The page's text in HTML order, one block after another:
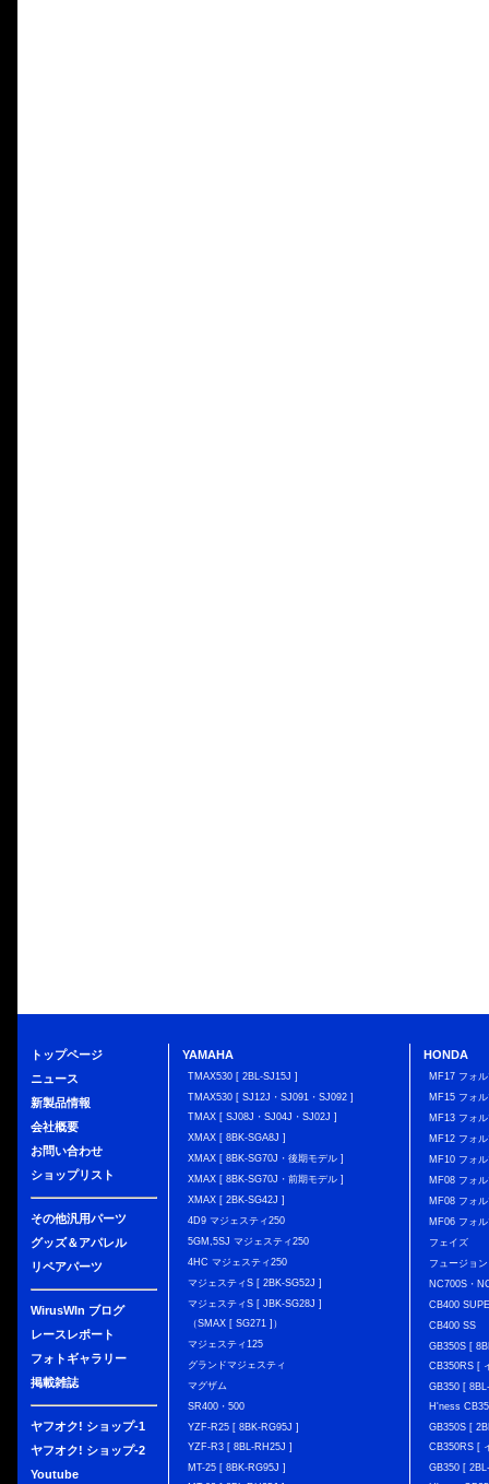
トップページ
ニュース
新製品情報
会社概要
お問い合わせ
ショップリスト
その他汎用パーツ
グッズ＆アパレル
リペアパーツ
WirusWIn ブログ
レースレポート
フォトギャラリー
掲載雑誌
ヤフオク! ショップ-1
ヤフオク! ショップ-2
Youtube
YAMAHA
TMAX530 [ 2BL-SJ15J ]
TMAX530 [ SJ12J・SJ091・SJ092 ]
TMAX [ SJ08J・SJ04J・SJ02J ]
XMAX [ 8BK-SGA8J ]
XMAX [ 8BK-SG70J・後期モデル ]
XMAX [ 8BK-SG70J・前期モデル ]
XMAX [ 2BK-SG42J ]
4D9 マジェスティ250
5GM,5SJ マジェスティ250
4HC マジェスティ250
マジェスティS [ 2BK-SG52J ]
マジェスティS [ JBK-SG28J ]
（SMAX [ SG271 ]）
マジェスティ125
グランドマジェスティ
マグザム
SR400・500
YZF-R25 [ 8BK-RG95J ]
YZF-R3 [ 8BL-RH25J ]
MT-25 [ 8BK-RG95J ]
HONDA
MF17 フォ
MF15 フォ
MF13 フォ
MF12 フォ
MF10 フォ
MF08 フォ
MF08 フォ
MF06 フォ
フェイズ
フュージョン
NC700S・
CB400
CB400 SS
GB350S [
CB350RS [
GB350 [
H'ness
GB350S [
CB350RS [
GB350 [